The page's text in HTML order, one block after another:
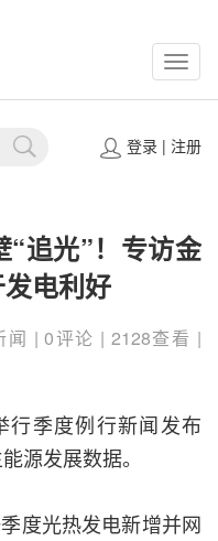
登录| 注册
“追光”！专访金
电利好
闻 | 0评论 | 2128查看 |
行季度例行新闻发布
源发展数据。
度光热发电新增并网